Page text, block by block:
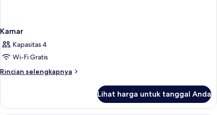
Kamar
Kapasitas 4
Wi-Fi Gratis
Rincian selengkapnya
Rincian
Kamar
Lihat harga untuk tanggal Anda